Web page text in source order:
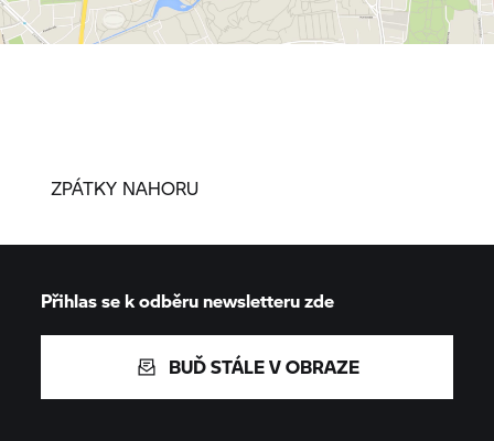
ZPÁTKY NAHORU
Přihlas se k odběru newsletteru zde
BUĎ STÁLE V OBRAZE